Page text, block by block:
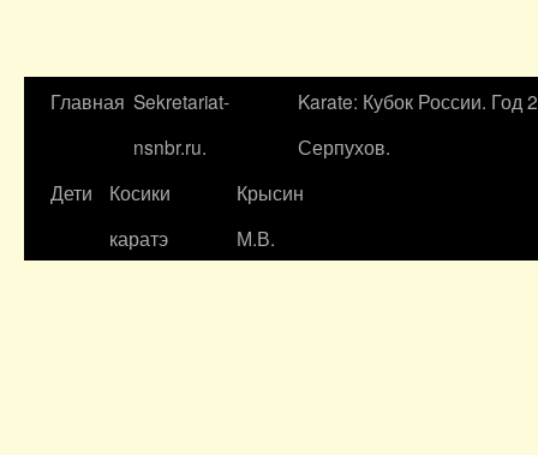
Главная Sekretariat-
nsnbr.ru.
Karate: Кубок России. Год
Серпухов.
Дети
Косики
каратэ
Крысин
М.В.